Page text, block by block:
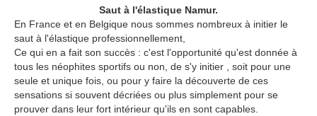
Saut à l'élastique Namur.
En France et en Belgique nous sommes nombreux à initier le
saut à l'élastique professionnellement,
Ce qui en a fait son succès : c'est l'opportunité qu'est donnée à
tous les néophites sportifs ou non, de s'y initier , soit pour une
seule et unique fois, ou pour y faire la découverte de ces
sensations si souvent décriées ou plus simplement pour se
prouver dans leur fort intérieur qu'ils en sont capables.